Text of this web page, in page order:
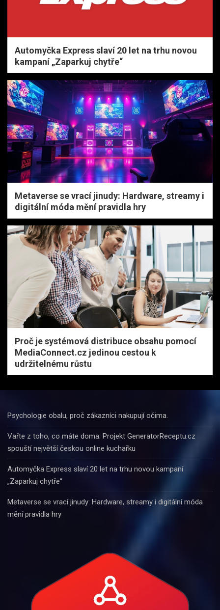
Automyčka Express slaví 20 let na trhu novou
kampaní „Zaparkuj chytře“
Metaverse se vrací jinudy: Hardware, streamy i
digitální móda mění pravidla hry
Proč je systémová distribuce obsahu pomocí
MediaConnect.cz jedinou cestou k
udržitelnému růstu
Psychologie obalu, proč zákazníci nakupují očima.
Vařte z toho, co máte doma: Projekt GeneratorReceptu.cz
spouští největší českou online kuchařku
Automyčka Express slaví 20 let na trhu novou kampaní
„Zaparkuj chytře“
Metaverse se vrací jinudy: Hardware, streamy i digitální móda
mění pravidla hry